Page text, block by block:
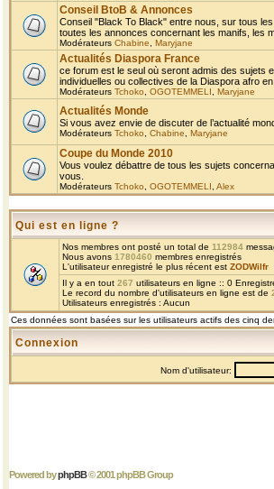
Conseil BtoB & Annonces
Conseil "Black To Black" entre nous, sur tous
toutes les annonces concernant les manifs, les
Modérateurs Chabine Maryjane
Actualités Diaspora France
ce forum est le seul où seront admis des sujets
individuelles ou collectives de la Diaspora afro en
Modérateurs Tchoko OGOTEMMELI Maryjane
Actualités Monde
Si vous avez envie de discuter de l’actualité
Modérateurs Tchoko Chabine Maryjane
Coupe du Monde 2010
Vous voulez débattre de tous les sujets
vous.
Modérateurs Tchoko OGOTEMMELI Alex
Qui est en ligne ?
Nos membres ont posté un total de 112984
Nous avons 1780460 membres enregistrés
L'utilisateur enregistré le plus récent est ZODWilfr
Il y a en tout 267 utilisateurs en ligne :: 0
Le record du nombre d'utilisateurs en ligne est de
Utilisateurs enregistrés : Aucun
Ces données sont basées sur les utilisateurs actifs des cinq
Connexion
Nom d'utilisateur:
Powered byphpBB© 2001 phpBB Group